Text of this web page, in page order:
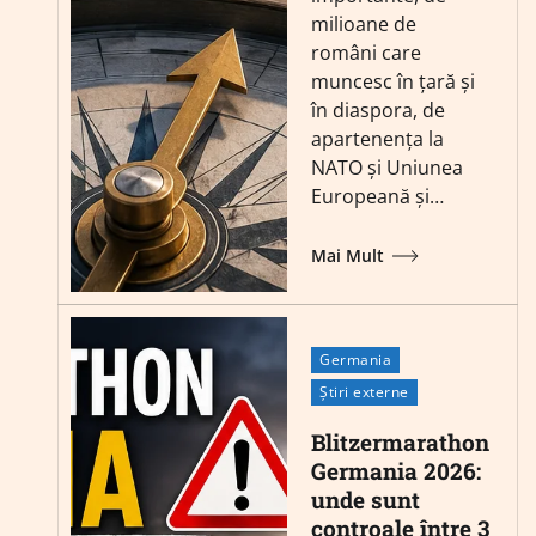
milioane de
români care
muncesc în țară și
în diaspora, de
apartenența la
NATO și Uniunea
Europeană și…
Mai Mult
Germania
Știri externe
Blitzermarathon
Germania 2026:
unde sunt
controale între 3